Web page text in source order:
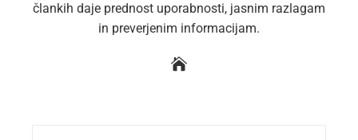
člankih daje prednost uporabnosti, jasnim razlagam
in preverjenim informacijam.